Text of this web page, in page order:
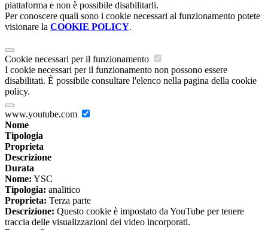
piattaforma e non è possibile disabilitarli.
Per conoscere quali sono i cookie necessari al funzionamento potete
visionare la COOKIE POLICY.
Cookie necessari per il funzionamento
I cookie necessari per il funzionamento non possono essere
disabilitati. È possibile consultare l'elenco nella pagina della cookie
policy.
www.youtube.com
Nome
Tipologia
Proprieta
Descrizione
Durata
Nome: YSC
Tipologia: analitico
Proprieta: Terza parte
Descrizione: Questo cookie è impostato da YouTube per tenere
traccia delle visualizzazioni dei video incorporati.